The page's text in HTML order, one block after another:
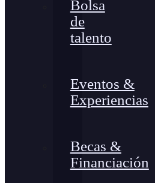
Bolsa
de
talento
Eventos &
Experiencias
Becas &
Financiación